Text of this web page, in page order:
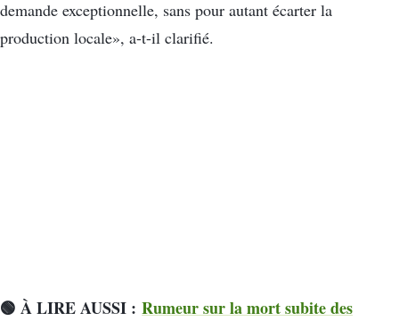
demande exceptionnelle, sans pour autant écarter la
production locale», a-t-il clarifié.
🟢 À LIRE AUSSI : Rumeur sur la mort subite des